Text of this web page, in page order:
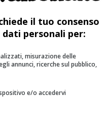
il tuo consenso
personali per:
misurazione delle
annunci, ricerche sul pubblico,
e/o accedervi